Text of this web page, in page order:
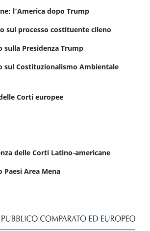
l’America dopo Trump
sul processo costituente cileno
sulla Presidenza Trump
sul Costituzionalismo Ambientale
Corti europee
delle Corti Latino-americane
Paesi Area Mena